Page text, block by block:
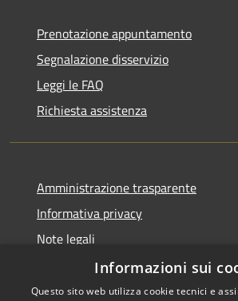
Prenotazione appuntamento
Segnalazione disservizio
Leggi le FAQ
Richiesta assistenza
Amministrazione trasparente
Informativa privacy
Note legali
Dichiarazione di accessibilità
Informazioni sui
Questo sito web utilizza cookie tecnici e